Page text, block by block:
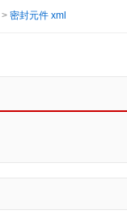
> 密封元件 xml